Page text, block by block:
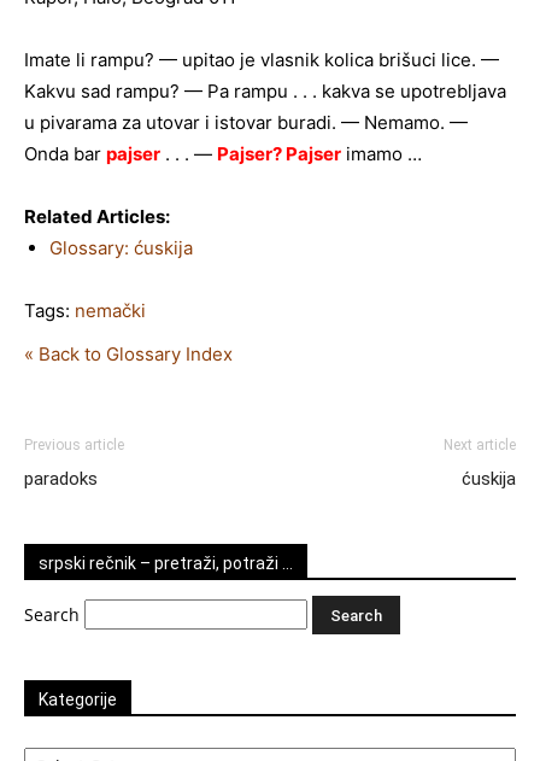
Imate li rampu? — upitao je vlasnik kolica brišuci lice. —
Kakvu sad rampu? — Pa rampu . . . kakva se upotrebljava
u pivarama za utovar i istovar buradi. — Nemamo. —
Onda bar pajser . . . — Pajser? Pajser imamo …
Related Articles:
Glossary: ćuskija
Tags: nemački
« Back to Glossary Index
Previous article
paradoks
Next article
ćuskija
srpski rečnik – pretraži, potraži …
Search
Kategorije
Kategorije